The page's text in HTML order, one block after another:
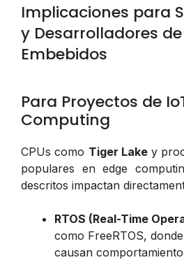
Implicaciones para
y Desarrolladores
Embebidos
Para Proyectos de
Computing
CPUs como Tiger Lakey
populares en edge
descritos impactan
RTOS (Real-Time
como FreeRTOS,
causan